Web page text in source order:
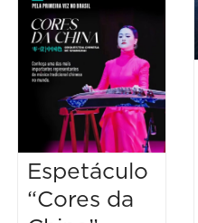
Espetáculo
“Cores da